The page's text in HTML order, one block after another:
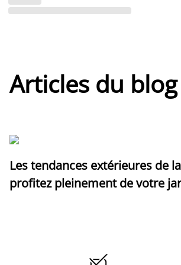
Articles du
Les tendances extérieures de
profitez pleinement de votre